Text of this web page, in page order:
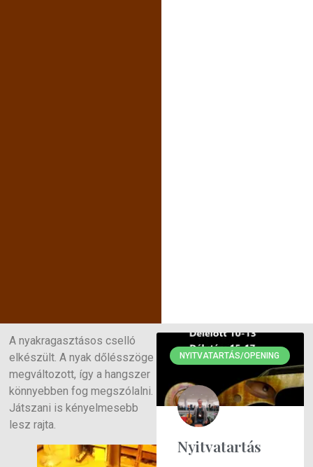
A nyakragasztásos cselló
elkészült. A nyak dőlésszöge
megváltozott, így a hangszer
könnyebben fog megszólalni.
Játszani is kényelmesebb
lesz rajta.
NYITVATARTÁS/OPENING
Nyitvatartás